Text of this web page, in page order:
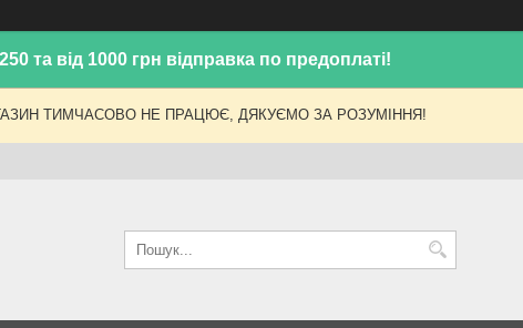
та від 1000 грн відправка по предоплаті!
ТИМЧАСОВО НЕ ПРАЦЮЄ, ДЯКУЄМО ЗА РОЗУМІННЯ!